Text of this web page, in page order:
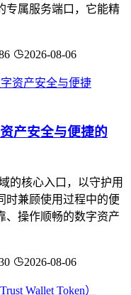
专属服务端口，它能精
2026-08-06
产安全与便捷的
的核心入口，以守护用
时兼顾使用过程中的便
、操作顺畅的数字资产
2026-08-06